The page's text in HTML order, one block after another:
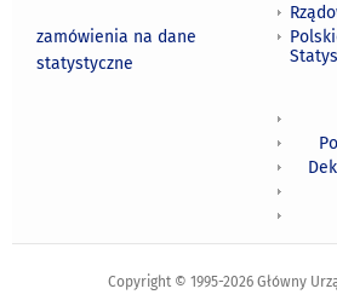
zamówienia na dane
statystyczne
Copyright © 1995-2026 Główny